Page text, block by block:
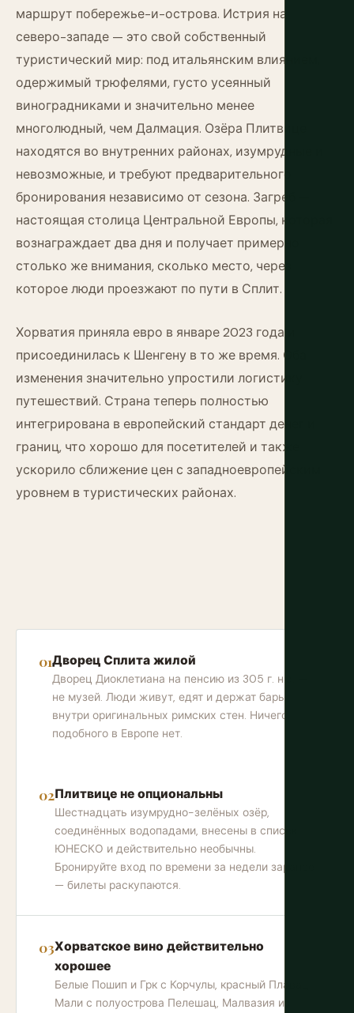
маршрут побережье-и-острова. Истрия на
северо-западе — это свой собственный
туристический мир: под итальянским влиянием,
одержимый трюфелями, густо усеянный
виноградниками и значительно менее
многолюдный, чем Далмация. Озёра Плитвице
находятся во внутренних районах, изумрудные и
невозможные, и требуют предварительного
бронирования независимо от сезона. Загреб —
настоящая столица Центральной Европы, которая
вознаграждает два дня и получает примерно
столько же внимания, сколько место, через
которое люди проезжают по пути в Сплит.
Хорватия приняла евро в январе 2023 года и
присоединилась к Шенгену в то же время. Оба
изменения значительно упростили логистику
путешествий. Страна теперь полностью
интегрирована в европейский стандарт денег и
границ, что хорошо для посетителей и также
ускорило сближение цен с западноевропейским
уровнем в туристических районах.
Дворец Сплита жилой
Дворец Диоклетиана на пенсию из 305 г. н.э. —
не музей. Люди живут, едят и держат бары
внутри оригинальных римских стен. Ничего
подобного в Европе нет.
Плитвице не опциональны
Шестнадцать изумрудно-зелёных озёр,
соединённых водопадами, внесены в список
ЮНЕСКО и действительно необычны.
Бронируйте вход по времени за недели заранее
— билеты раскупаются.
Хорватское вино действительно
хорошее
Белые Пошип и Грк с Корчулы, красный Плавац
Мали с полуострова Пелешац, Малвазия из